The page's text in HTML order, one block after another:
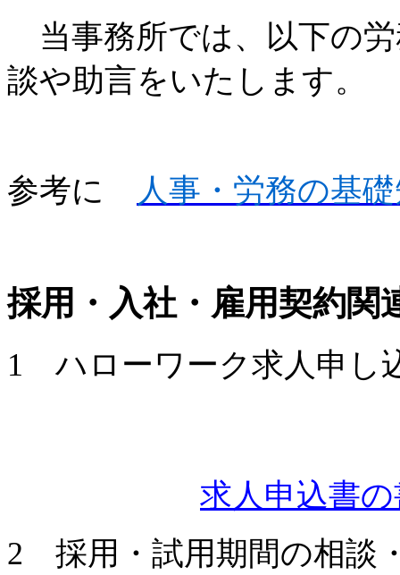
当事務所では、以下の
談や助言をいたします。
参考に 人事・労務の基
採用・入社・雇用契約関
1 ハローワーク求人申し
求人申込書
2 採用・試用期間の相談